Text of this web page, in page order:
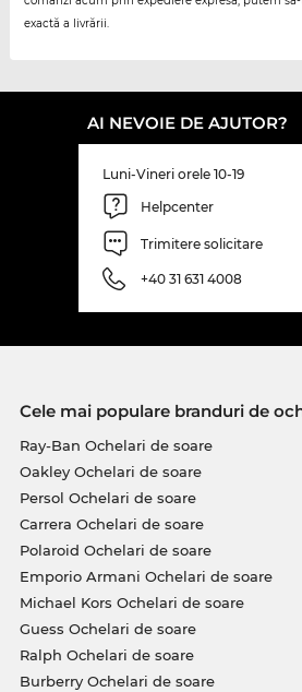
exactă a livrării.
AI NEVOIE DE AJUTOR?
Luni-Vineri orele 10-19
Helpcenter
Trimitere solicitare
+40 31 631 4008
Cele mai populare branduri de
Ray-Ban Ochelari de soare
Oakley Ochelari de soare
Persol Ochelari de soare
Carrera Ochelari de soare
Polaroid Ochelari de soare
Emporio Armani Ochelari de soare
Michael Kors Ochelari de soare
Guess Ochelari de soare
Ralph Ochelari de soare
Burberry Ochelari de soare